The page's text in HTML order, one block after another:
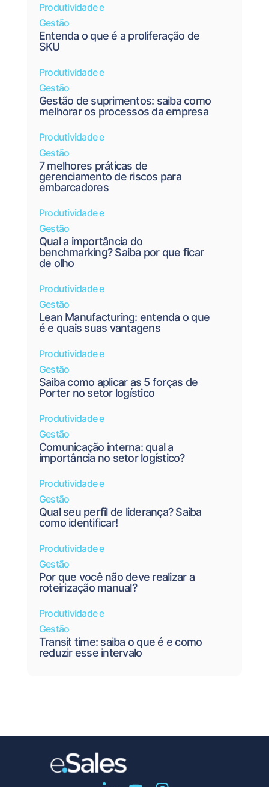
Produtividade e
Gestão
Entenda o que é a proliferação de
SKU
Produtividade e
Gestão
Gestão de suprimentos: saiba como
melhorar os processos da empresa
Produtividade e
Gestão
7 melhores práticas de
gerenciamento de riscos para
embarcadores
Produtividade e
Gestão
Qual a importância do
benchmarking? Saiba por que ficar
de olho
Produtividade e
Gestão
Lean Manufacturing: entenda o que
é e quais suas vantagens
Produtividade e
Gestão
Saiba como aplicar as 5 forças de
Porter no setor logístico
Produtividade e
Gestão
Comunicação interna: qual a
importância no setor logístico?
Produtividade e
Gestão
Qual seu perfil de liderança? Saiba
como identificar!
Produtividade e
Gestão
Por que você não deve realizar a
roteirização manual?
Produtividade e
Gestão
Transit time: saiba o que é e como
reduzir esse intervalo